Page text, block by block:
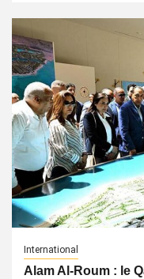
International
Alam Al-Roum : le